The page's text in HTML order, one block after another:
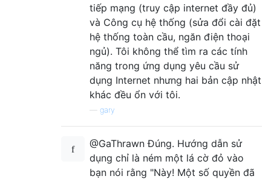
tiếp mạng (truy cập internet đầy đủ)
và Công cụ hệ thống (sửa đổi cài đặt
hệ thống toàn cầu, ngăn điện thoại
ngủ). Tôi không thể tìm ra các tính
năng trong ứng dụng yêu cầu sử
dụng Internet nhưng hai bản cập nhật
khác đều ổn với tôi.
gary
@GaThrawn Đúng. Hướng dẫn sử
dụng chỉ là ném một lá cờ đỏ vào
bạn nói rằng "Này! Một số quyền đã